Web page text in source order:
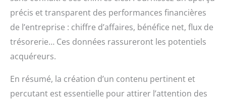
précis et transparent des performances financières
de l’entreprise : chiffre d’affaires, bénéfice net, flux de
trésorerie… Ces données rassureront les potentiels
acquéreurs.
En résumé, la création d’un contenu pertinent et
percutant est essentielle pour attirer l’attention des